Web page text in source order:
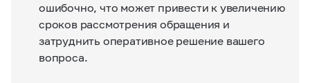
ошибочно, что может привести к увеличению
сроков рассмотрения обращения и
затруднить оперативное решение вашего
вопроса.